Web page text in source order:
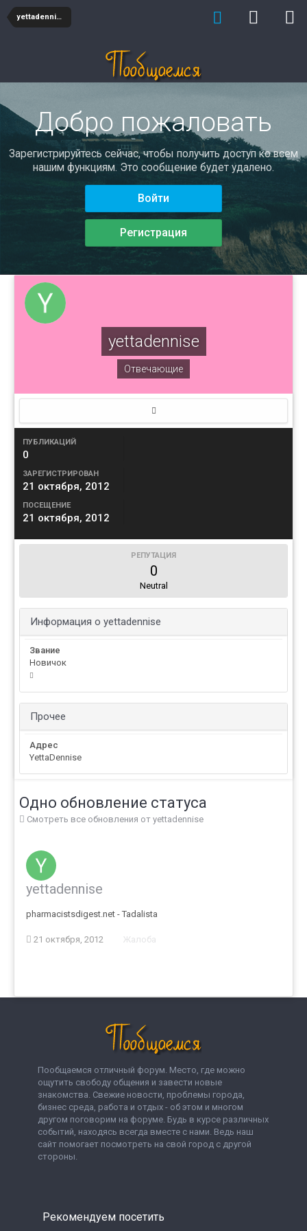
yettadennise
Добро пожаловать
Зарегистрируйтесь сейчас, чтобы получить доступ ко всем
нашим функциям. Это сообщение будет удалено.
Войти
Регистрация
yettadennise
Отвечающие
ПУБЛИКАЦИЙ
0
ЗАРЕГИСТРИРОВАН
21 октября, 2012
ПОСЕЩЕНИЕ
21 октября, 2012
РЕПУТАЦИЯ
0
Neutral
Информация о yettadennise
Звание
Новичок
Прочее
Адрес
YettaDennise
Одно обновление статуса
Смотреть все обновления от yettadennise
yettadennise
pharmacistsdigest.net - Tadalista
21 октября, 2012 Жалоба
Пообщаемся отличный форум. Место, где можно
ощутить свободу общения и завести новые
знакомства. Свежие новости, проблемы города,
бизнес среда, работа и отдых - об этом и многом
другом поговорим на форуме. Будь в курсе различных
событий, находясь всегда вместе с нами. Ведь наш
сайт помогает посмотреть на свой город с другой
стороны.
Рекомендуем посетить